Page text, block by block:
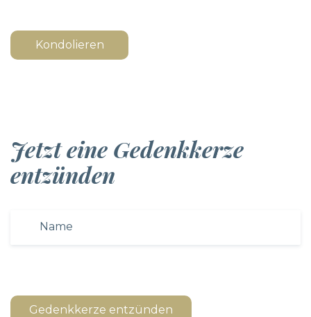
Kondolieren
Jetzt eine Gedenkkerze
entzünden
Gedenkkerze entzünden